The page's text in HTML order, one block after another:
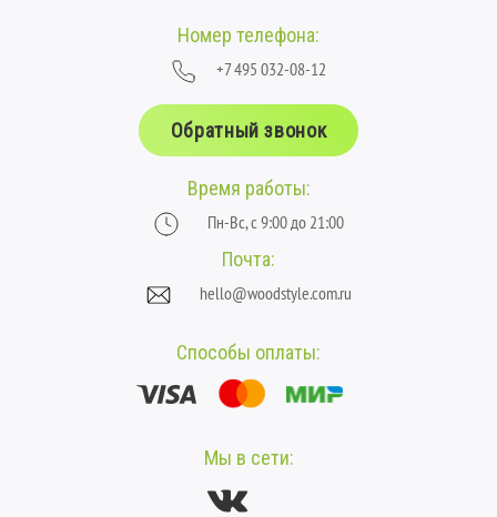
Номер телефона:
+7 495 032-08-12
Обратный звонок
Время работы:
Пн-Вс, с 9:00 до 21:00
Почта:
hello@woodstyle.com.ru
Способы оплаты:
Мы в сети: